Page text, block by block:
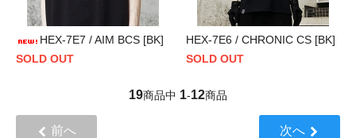
HEX-7E7 / AIM BCS [BK]
SOLD OUT
HEX-7E6 / CHRONIC CS [BK]
SOLD OUT
19商品中 1-12商品
前へ 次へ